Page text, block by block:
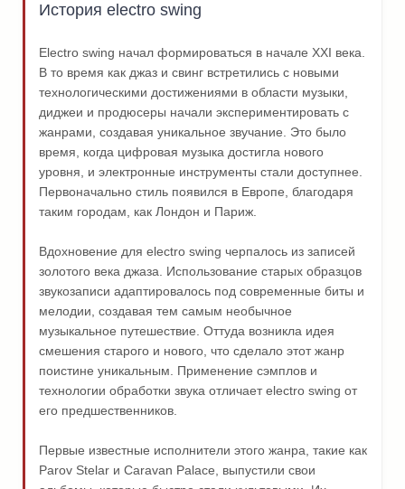
История electro swing
Electro swing начал формироваться в начале XXI века.
В то время как джаз и свинг встретились с новыми
технологическими достижениями в области музыки,
диджеи и продюсеры начали экспериментировать с
жанрами, создавая уникальное звучание. Это было
время, когда цифровая музыка достигла нового
уровня, и электронные инструменты стали доступнее.
Первоначально стиль появился в Европе, благодаря
таким городам, как Лондон и Париж.
Вдохновение для electro swing черпалось из записей
золотого века джаза. Использование старых образцов
звукозаписи адаптировалось под современные биты и
мелодии, создавая тем самым необычное
музыкальное путешествие. Оттуда возникла идея
смешения старого и нового, что сделало этот жанр
поистине уникальным. Применение сэмплов и
технологии обработки звука отличает electro swing от
его предшественников.
Первые известные исполнители этого жанра, такие как
Parov Stelar и Caravan Palace, выпустили свои